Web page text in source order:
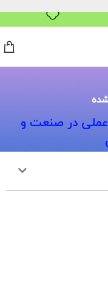
در صنعت و